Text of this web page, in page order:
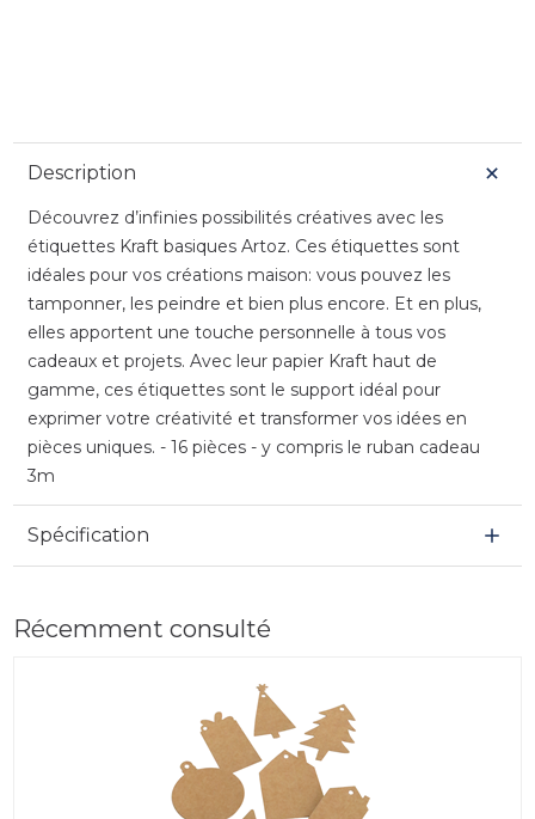
Description
Découvrez d’infinies possibilités créatives avec les
étiquettes Kraft basiques Artoz. Ces étiquettes sont
idéales pour vos créations maison: vous pouvez les
tamponner, les peindre et bien plus encore. Et en plus,
elles apportent une touche personnelle à tous vos
cadeaux et projets. Avec leur papier Kraft haut de
gamme, ces étiquettes sont le support idéal pour
exprimer votre créativité et transformer vos idées en
pièces uniques. - 16 pièces - y compris le ruban cadeau
3m
Spécification
Récemment consulté